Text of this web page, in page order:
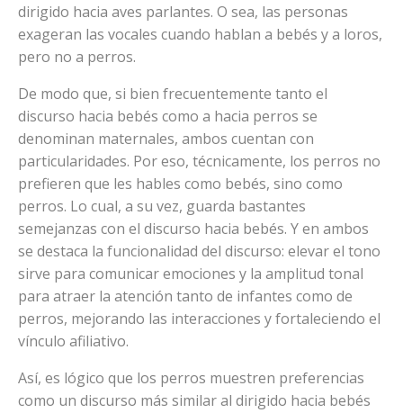
dirigido hacia aves parlantes. O sea, las personas
exageran las vocales cuando hablan a bebés y a loros,
pero no a perros.
De modo que, si bien frecuentemente tanto el
discurso hacia bebés como a hacia perros se
denominan maternales, ambos cuentan con
particularidades. Por eso, técnicamente, los perros no
prefieren que les hables como bebés, sino como
perros. Lo cual, a su vez, guarda bastantes
semejanzas con el discurso hacia bebés. Y en ambos
se destaca la funcionalidad del discurso: elevar el tono
sirve para comunicar emociones y la amplitud tonal
para atraer la atención tanto de infantes como de
perros, mejorando las interacciones y fortaleciendo el
vínculo afiliativo.
Así, es lógico que los perros muestren preferencias
como un discurso más similar al dirigido hacia bebés